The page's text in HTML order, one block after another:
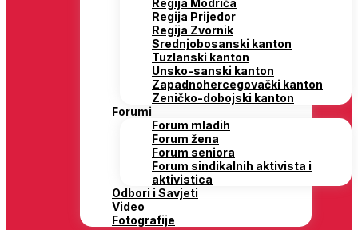
Regija Modriča
Regija Prijedor
Regija Zvornik
Srednjobosanski kanton
Tuzlanski kanton
Unsko-sanski kanton
Zapadnohercegovački kanton
Zeničko-dobojski kanton
Forumi
Forum mladih
Forum žena
Forum seniora
Forum sindikalnih aktivista i
aktivistica
Odbori i Savjeti
Video
Fotografije